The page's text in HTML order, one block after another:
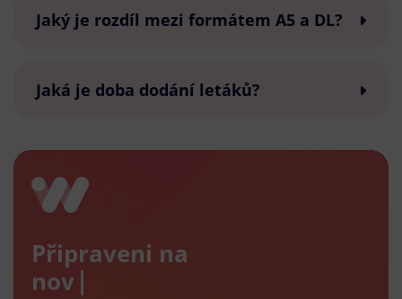
Jaký je rozdíl mezi formátem A5 a DL?
Jaká je doba dodání letáků?
Připraveni na
nový e-sh